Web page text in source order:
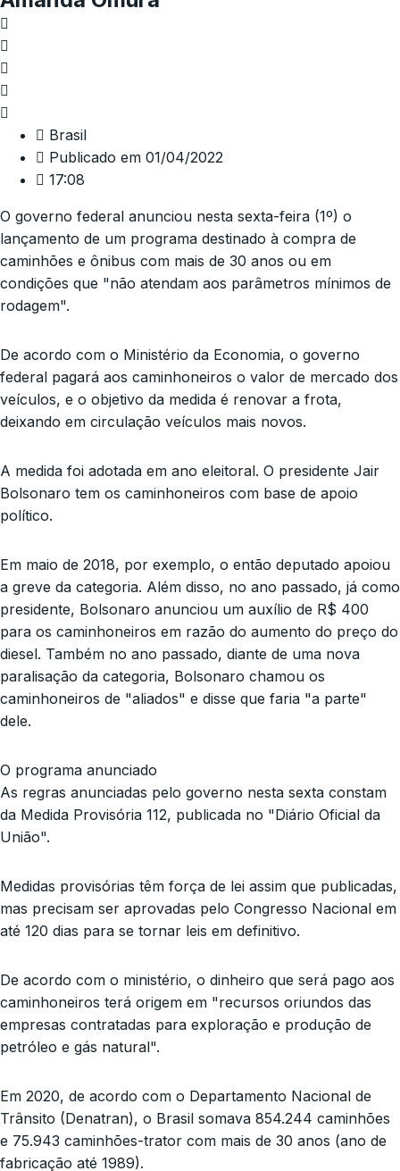
Brasil
Publicado em 01/04/2022
17:08
O governo federal anunciou nesta sexta-feira (1º) o
lançamento de um programa destinado à compra de
caminhões e ônibus com mais de 30 anos ou em
condições que "não atendam aos parâmetros mínimos de
rodagem".
De acordo com o Ministério da Economia, o governo
federal pagará aos caminhoneiros o valor de mercado dos
veículos, e o objetivo da medida é renovar a frota,
deixando em circulação veículos mais novos.
A medida foi adotada em ano eleitoral. O presidente Jair
Bolsonaro tem os caminhoneiros com base de apoio
político.
Em maio de 2018, por exemplo, o então deputado apoiou
a greve da categoria. Além disso, no ano passado, já como
presidente, Bolsonaro anunciou um auxílio de R$ 400
para os caminhoneiros em razão do aumento do preço do
diesel. Também no ano passado, diante de uma nova
paralisação da categoria, Bolsonaro chamou os
caminhoneiros de "aliados" e disse que faria "a parte"
dele.
O programa anunciado
As regras anunciadas pelo governo nesta sexta constam
da Medida Provisória 112, publicada no "Diário Oficial da
União".
Medidas provisórias têm força de lei assim que publicadas,
mas precisam ser aprovadas pelo Congresso Nacional em
até 120 dias para se tornar leis em definitivo.
De acordo com o ministério, o dinheiro que será pago aos
caminhoneiros terá origem em "recursos oriundos das
empresas contratadas para exploração e produção de
petróleo e gás natural".
Em 2020, de acordo com o Departamento Nacional de
Trânsito (Denatran), o Brasil somava 854.244 caminhões
e 75.943 caminhões-trator com mais de 30 anos (ano de
fabricação até 1989).